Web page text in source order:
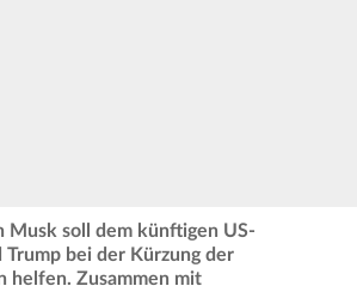
Musk soll dem künftigen US-
Trump bei der Kürzung der
helfen. Zusammen mit